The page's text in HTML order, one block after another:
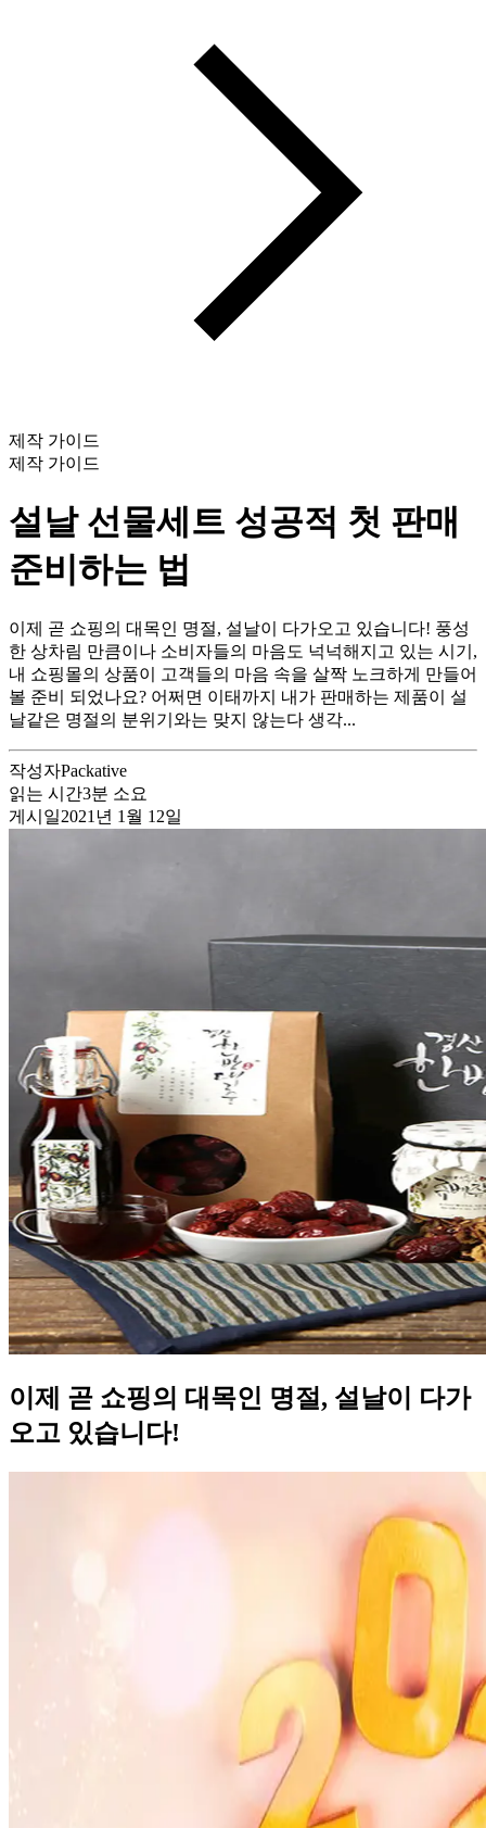
제작 가이드
제작 가이드
설날 선물세트 성공적 첫 판매
준비하는 법
이제 곧 쇼핑의 대목인 명절, 설날이 다가오고 있습니다! 풍성
한 상차림 만큼이나 소비자들의 마음도 넉넉해지고 있는 시기,
내 쇼핑몰의 상품이 고객들의 마음 속을 살짝 노크하게 만들어
볼 준비 되었나요? 어쩌면 이태까지 내가 판매하는 제품이 설
날같은 명절의 분위기와는 맞지 않는다 생각...
작성자Packative
읽는 시간3분 소요
게시일2021년 1월 12일
이제 곧 쇼핑의 대목인 명절, 설날이 다가
오고 있습니다!